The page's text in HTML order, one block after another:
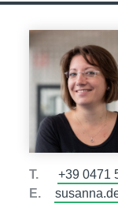
T.
+39 0471
E.